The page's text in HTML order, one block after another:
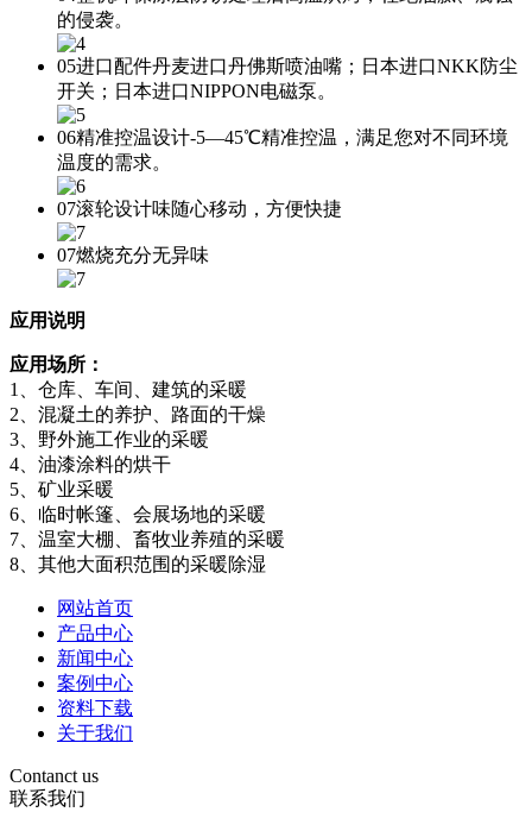
的侵袭。
05进口配件丹麦进口丹佛斯喷油嘴；日本进口NKK防尘
开关；日本进口NIPPON电磁泵。
06精准控温设计-5—45℃精准控温，满足您对不同环境
温度的需求。
07滚轮设计味随心移动，方便快捷
07燃烧充分无异味
应用说明
应用场所：
1、仓库、车间、建筑的采暖
2、混凝土的养护、路面的干燥
3、野外施工作业的采暖
4、油漆涂料的烘干
5、矿业采暖
6、临时帐篷、会展场地的采暖
7、温室大棚、畜牧业养殖的采暖
8、其他大面积范围的采暖除湿
网站首页
产品中心
新闻中心
案例中心
资料下载
关于我们
Contanct us
联系我们